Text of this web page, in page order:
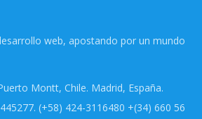
web, apostando por un mundo
Montt, Chile. Madrid, España.
(+58) 424-3116480 +(34) 660 56